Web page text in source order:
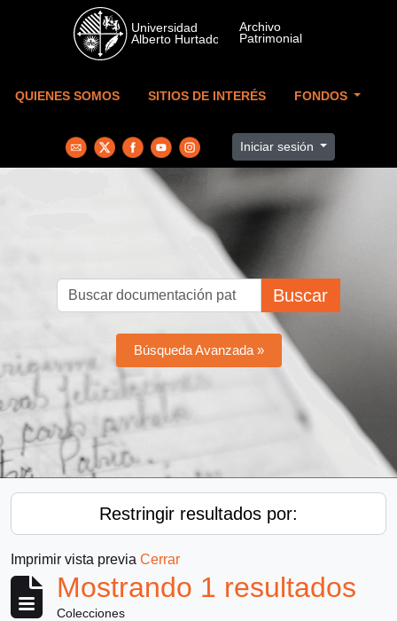
Skip to main content
QUIENES SOMOS SITIOS DE INTERÉS FONDOS
Iniciar sesión
Buscar
Búsqueda Avanzada »
Restringir resultados por:
Imprimir vista previa Cerrar
Mostrando 1 resultados
Colecciones